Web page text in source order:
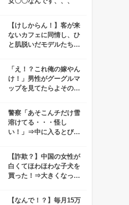
【けしからん！】客が来
ないカフェに同情し、ひ
と肌脱いだモデルたち→
「え！？これ俺の嫁やん
け！」男性がグーグルマ
ップを見てたらよその男
発見してしまう！！
警察「あそこんチだけ雪
溶けてる・・・怪し
い！」⇒中に入るとびっ
【詐欺？】中国の女性が
白くてほわほわな子犬を
買った！⇒大きくなって
【なんで！？】毎月15万